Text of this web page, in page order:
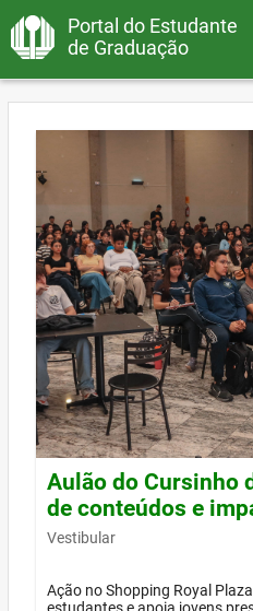
Portal do Estudante
de Graduação
Aulão do Cursinho
de conteúdos e
Vestibular
Ação no Shopping Royal
estudantes e apoia jovens